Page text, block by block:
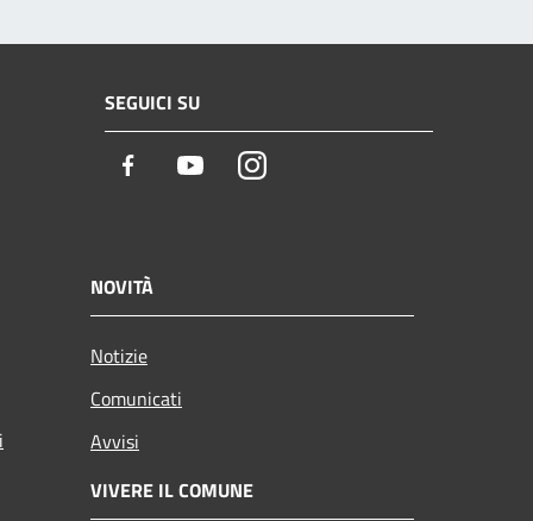
SEGUICI SU
Facebook YoutubeInstagram
NOVITÀ
Notizie
Comunicati
Avvisi
VIVERE IL COMUNE